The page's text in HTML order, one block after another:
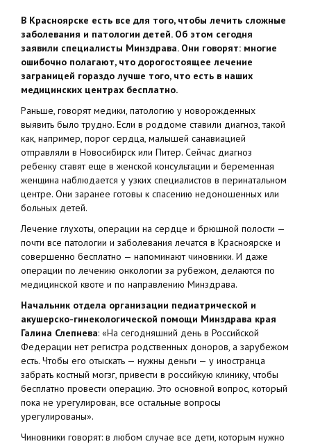
В Красноярске есть все для того, чтобы лечить сложные
заболевания и патологии детей. Об этом сегодня
заявили специалисты Минздрава. Они говорят: многие
ошибочно полагают, что дорогостоящее лечение
заграницей гораздо лучше того, что есть в наших
медицинских центрах бесплатно.
Раньше, говорят медики, патологию у новорожденных
выявить было трудно. Если в роддоме ставили диагноз, такой
как, например, порог сердца, малышей санавиацией
отправляли в Новосибирск или Питер. Сейчас диагноз
ребенку ставят еще в женской консультации и беременная
женщина наблюдается у узких специалистов в перинатальном
центре. Они заранее готовы к спасению недоношенных или
больных детей.
Лечение глухоты, операции на сердце и брюшной полости —
почти все патологии и заболевания лечатся в Красноярске и
совершенно бесплатно — напоминают чиновники. И даже
операции по лечению онкологии за рубежом, делаются по
медицинской квоте и по направлению Минздрава.
Начальник отдела организации педиатрической и
акушерско-гинекологической помощи Минздрава края
Галина Слепнева: «На сегодняшний день в Российской
Федерации нет регистра родственных доноров, а зарубежом
есть. Чтобы его отыскать — нужны деньги — у иностранца
забрать костный могзг, привести в российкую клинику, чтобы
бесплатно провести операцию. Это основной вопрос, который
пока не урегулирован, все остальные вопросы
урегулированы».
Чиновники говорят: в любом случае все дети, которым нужно